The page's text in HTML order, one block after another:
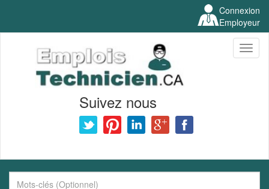
Connexion
Employeur
Suivez nous